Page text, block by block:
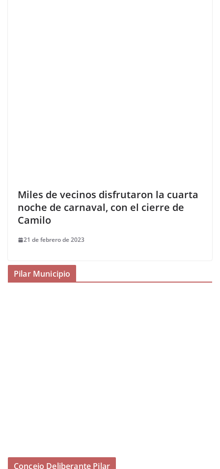
Miles de vecinos disfrutaron la cuarta
noche de carnaval, con el cierre de
Camilo
21 de febrero de 2023
Pilar Municipio
Concejo Deliberante Pilar